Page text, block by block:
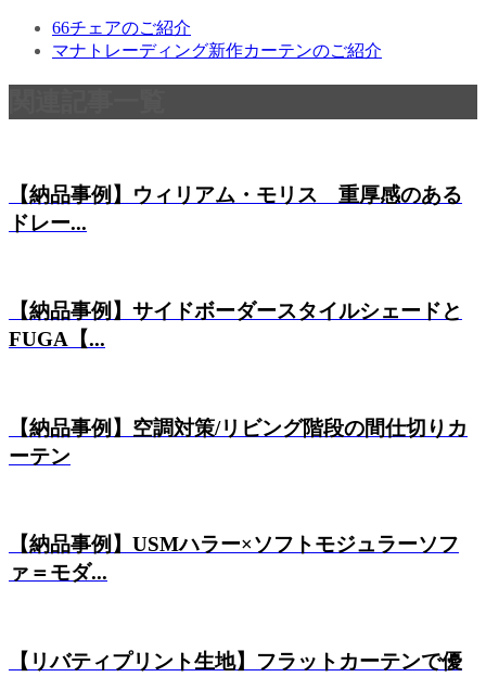
66チェアのご紹介
マナトレーディング新作カーテンのご紹介
【納品事例】ウィリアム・モリス 重厚感のある
ドレー...
【納品事例】サイドボーダースタイルシェードと
FUGA【...
【納品事例】空調対策/リビング階段の間仕切りカ
ーテン
【納品事例】USMハラー×ソフトモジュラーソフ
ァ＝モダ...
【リバティプリント生地】フラットカーテンで優